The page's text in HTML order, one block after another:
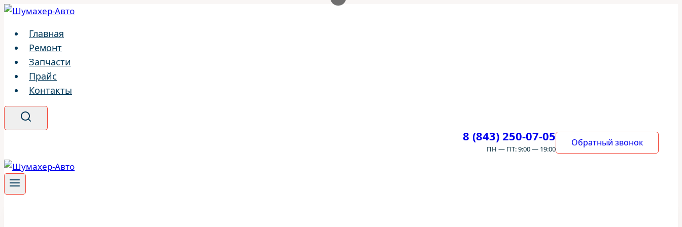
Перейти
содержимому
Главная
Ремонт
Запчасти
Прайс
Контакты
8 (843) 250-07-05
ПН — ПТ: 9:00 — 19:00
Обратный звонок